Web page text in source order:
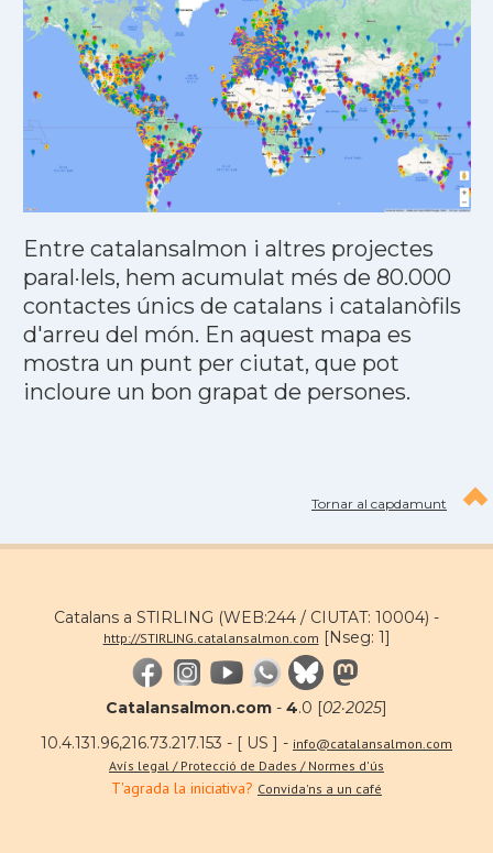
Entre catalansalmon i altres projectes
paral·lels, hem acumulat més de 80.000
contactes únics de catalans i catalanòfils
d'arreu del món. En aquest mapa es
mostra un punt per ciutat, que pot
incloure un bon grapat de persones.
Tornar al capdamunt
Catalans a STIRLING (WEB:244 / CIUTAT: 10004) -
http://STIRLING.catalansalmon.com [Nseg: 1]
Catalansalmon.com - 4.0 [02·2025]
10.4.131.96,216.73.217.153 - [ US ] - info@catalansalmon.com
Avís legal / Protecció de Dades / Normes d'ús
T'agrada la iniciativa? Convida'ns a un café